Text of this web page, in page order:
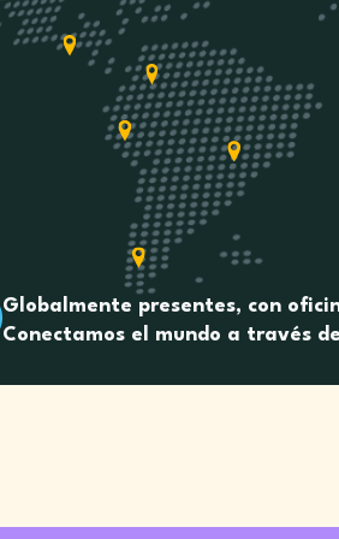
Globalmente presentes, con
Conectamos el mundo a través